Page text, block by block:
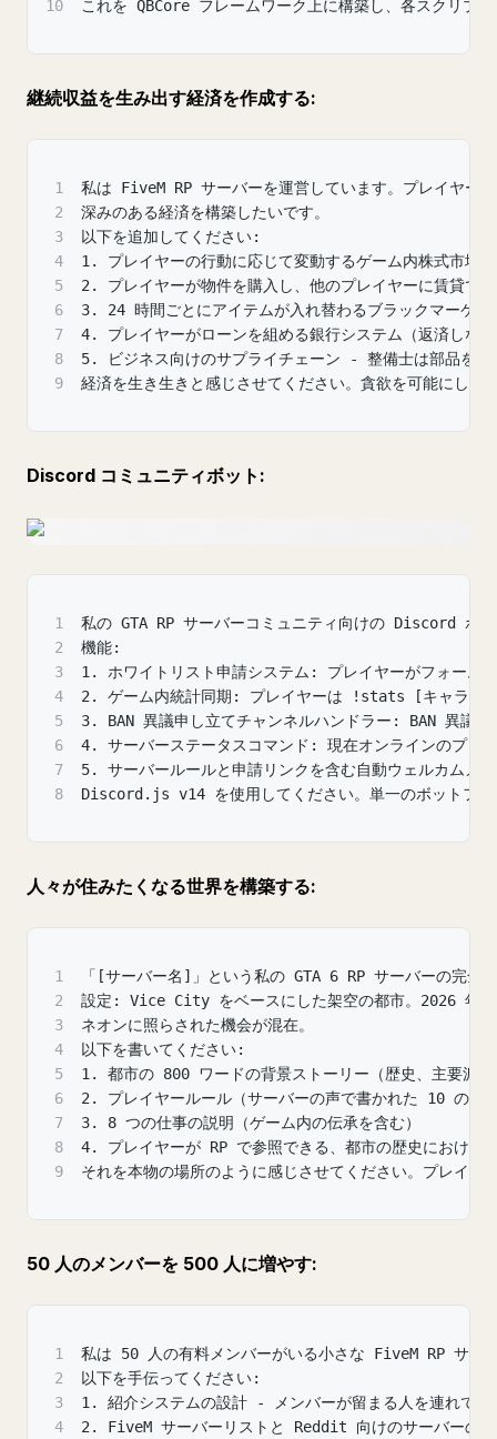
10 これを QBCore フレームワーク上に構築し、各スクリプ
継続収益を生み出す経済を作成する:
1
私は FiveM RP サーバーを運営しています。プレイヤー
2
深みのある経済を構築したいです。
3
以下を追加してください:
4
1. プレイヤーの行動に応じて変動するゲーム内株式市場
5
2. プレイヤーが物件を購入し、他のプレイヤーに賃貸で
6
3. 24 時間ごとにアイテムが入れ替わるブラックマーケッ
7
4. プレイヤーがローンを組める銀行システム（返済しな
8
5. ビジネス向けのサプライチェーン - 整備士は部品を必
9
経済を生き生きと感じさせてください。貪欲を可能にし、
Discord コミュニティボット:
1
私の GTA RP サーバーコミュニティ向けの Discord ボッ
2
機能:
3
1. ホワイトリスト申請システム: プレイヤーがフォーム
4
2. ゲーム内統計同期: プレイヤーは !stats [キャラクタ
5
3. BAN 異議申し立てチャンネルハンドラー: BAN 異議申
6
4. サーバーステータスコマンド: 現在オンラインのプレ
7
5. サーバールールと申請リンクを含む自動ウェルカムメ
8
Discord.js v14 を使用してください。単一のボットファ
人々が住みたくなる世界を構築する:
1
「[サーバー名]」という私の GTA 6 RP サーバーの完全
2
設定: Vice City をベースにした架空の都市。2026 年。
3
ネオンに照らされた機会が混在。
4
以下を書いてください:
5
1. 都市の 800 ワードの背景ストーリー（歴史、主要派閥
6
2. プレイヤールール（サーバーの声で書かれた 10 のコ
7
3. 8 つの仕事の説明（ゲーム内の伝承を含む）
8
4. プレイヤーが RP で参照できる、都市の歴史における
9
それを本物の場所のように感じさせてください。プレイヤ
50 人のメンバーを 500 人に増やす:
1
私は 50 人の有料メンバーがいる小さな FiveM RP サー
2
以下を手伝ってください:
3
1. 紹介システムの設計 - メンバーが留まる人を連れてく
4
2. FiveM サーバーリストと Reddit 向けのサーバーのマ